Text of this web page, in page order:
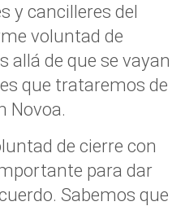
y cancilleres del
voluntad de
allá de que se vayan
que trataremos de
Novoa.
de cierre con
para dar
Sabemos que